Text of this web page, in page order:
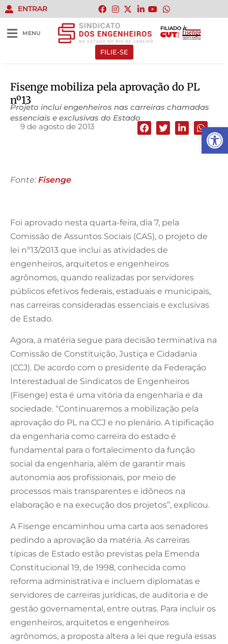
Abrir
ENTRAR
MENU
FILIADO À:
FILIE-SE
Fisenge mobiliza pela aprovação do PL
nº13
Projeto inclui engenheiros nas carreiras chamadas
essenciais e exclusivas do Estado
9 de agosto de 2013
Fonte: Fisenge
Foi aprovado nesta quarta-feira, dia 7, pela
Comissão de Assuntos Sociais (CAS), o projeto de
lei nº13/2013 que inclui as atividades de
engenheiros, arquitetos e engenheiros
agrônomos, quando realizadas por servidores
públicos efetivos federais, estaduais e municipais,
nas carreiras consideradas essenciais e exclusivas
de Estado.
Agora, a matéria segue para decisão terminativa na
Comissão de Constituição, Justiça e Cidadania
(CCJ). De acordo com o presidente da Federação
Interestadual de Sindicatos de Engenheiros
(Fisenge) esta é uma vitória da engenharia e da
sociedade. “Continuaremos a mobilização pela
aprovação do PL na CCJ e no plenário. A tipificação
da engenharia como carreira do estado é
fundamental para o fortalecimento da função
social da engenharia, além de garantir mais
autonomia aos profissionais, por meio de
processos mais transparentes e idôneos na
elaboração e na execução dos projetos”, explicou.
A Fisenge encaminhou uma carta aos senadores
pedindo a aprovação da matéria. As carreiras
típicas de Estado estão previstas pela Emenda
Constitucional 19, de 1998, conhecida como
reforma administrativa e incluem diplomatas e
servidores de carreiras jurídicas, de auditoria e de
gestão governamental, entre outras. Para incluir os
engenheiros, arquitetos e engenheiros
agrônomos, a proposta altera a lei que regula essas